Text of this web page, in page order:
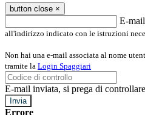
button close ×
E-mail
all'indirizzo indicato con le istruzioni
Non hai una e-mail associata al nome
tramite la Login Spaggiari
E-mail inviata, si prega di
Errore